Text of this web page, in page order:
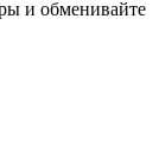
и обменивайте